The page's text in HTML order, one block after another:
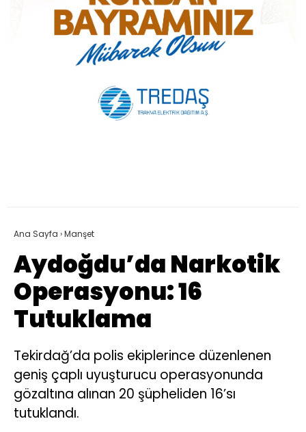
Ana Sayfa ›Manşet
Aydoğdu’da Narkotik
Operasyonu: 16
Tutuklama
Tekirdağ’da polis ekiplerince düzenlenen
geniş çaplı uyuşturucu operasyonunda
gözaltına alınan 20 şüpheliden 16’sı
tutuklandı.